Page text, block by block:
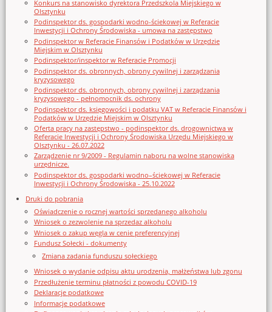
Konkurs na stanowisko dyrektora Przedszkola Miejskiego w
Olsztynku
Podinspektor ds. gospodarki wodno-ściekowej w Referacie
Inwestycji i Ochrony Środowiska - umowa na zastępstwo
Podinspektor w Referacie Finansów i Podatków w Urzędzie
Miejskim w Olsztynku
Podinspektor/inspektor w Referacie Promocji
Podinspektor ds. obronnych, obrony cywilnej i zarządzania
kryzysowego
Podinspektor ds. obronnych, obrony cywilnej i zarządzania
kryzysowego - pełnomocnik ds. ochrony
Podinspektor ds. księgowości i podatku VAT w Referacie Finansów i
Podatków w Urzędzie Miejskim w Olsztynku
Oferta pracy na zastępstwo - podinspektor ds. drogownictwa w
Referacie Inwestycji i Ochrony Środowiska Urzędu Miejskiego w
Olsztynku - 26.07.2022
Zarządzenie nr 9/2009 - Regulamin naboru na wolne stanowiska
urzędnicze.
Podinspektor ds. gospodarki wodno–ściekowej w Referacie
Inwestycji i Ochrony Środowiska - 25.10.2022
Druki do pobrania
Oświadczenie o rocznej wartości sprzedanego alkoholu
Wniosek o zezwolenie na sprzedaz alkoholu
Wniosek o zakup węgla w cenie preferencyjnej
Fundusz Sołecki - dokumenty
Zmiana zadania funduszu sołeckiego
Wniosek o wydanie odpisu aktu urodzenia, małżeństwa lub zgonu
Przedłużenie terminu płatności z powodu COVID-19
Deklaracje podatkowe
Informacje podatkowe